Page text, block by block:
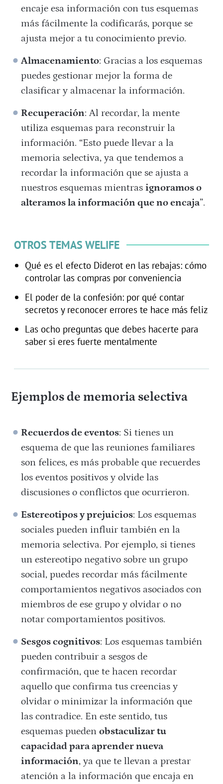
encaje esa información con tus esquemas
más fácilmente la codificarás, porque se
ajusta mejor a tu conocimiento previo.
Almacenamiento: Gracias a los esquemas
puedes gestionar mejor la forma de
clasificar y almacenar la información.
Recuperación: Al recordar, la mente
utiliza esquemas para reconstruir la
información. “Esto puede llevar a la
memoria selectiva, ya que tendemos a
recordar la información que se ajusta a
nuestros esquemas mientrasignoramos o
alteramos la información que no encaja”.
OTROS TEMAS WELIFE
Qué es el efecto Diderot en las rebajas: cómo
controlar las compras por conveniencia
El poder de la confesión: por qué contar
secretos y reconocer errores te hace más feliz
Las ocho preguntas que debes hacerte para
saber si eres fuerte mentalmente
Ejemplos de memoria selectiva
Recuerdos de eventos: Si tienes un
esquema de que las reuniones familiares
son felices, es más probable que recuerdes
los eventos positivos y olvide las
discusiones o conflictos que ocurrieron.
Estereotipos y prejuicios: Los esquemas
sociales pueden influir también en la
memoria selectiva. Por ejemplo, si tienes
un estereotipo negativo sobre un grupo
social, puedes recordar más fácilmente
comportamientos negativos asociados con
miembros de ese grupo y olvidar o no
notar comportamientos positivos.
Sesgos cognitivos: Los esquemas también
pueden contribuir a sesgos de
confirmación, que te hacen recordar
aquello que confirma tus creencias y
olvidar o minimizar la información que
las contradice. En este sentido, tus
esquemas puedenobstaculizar tu
capacidad para aprender nueva
información, ya que te llevan a prestar
atención a la información que encaja en